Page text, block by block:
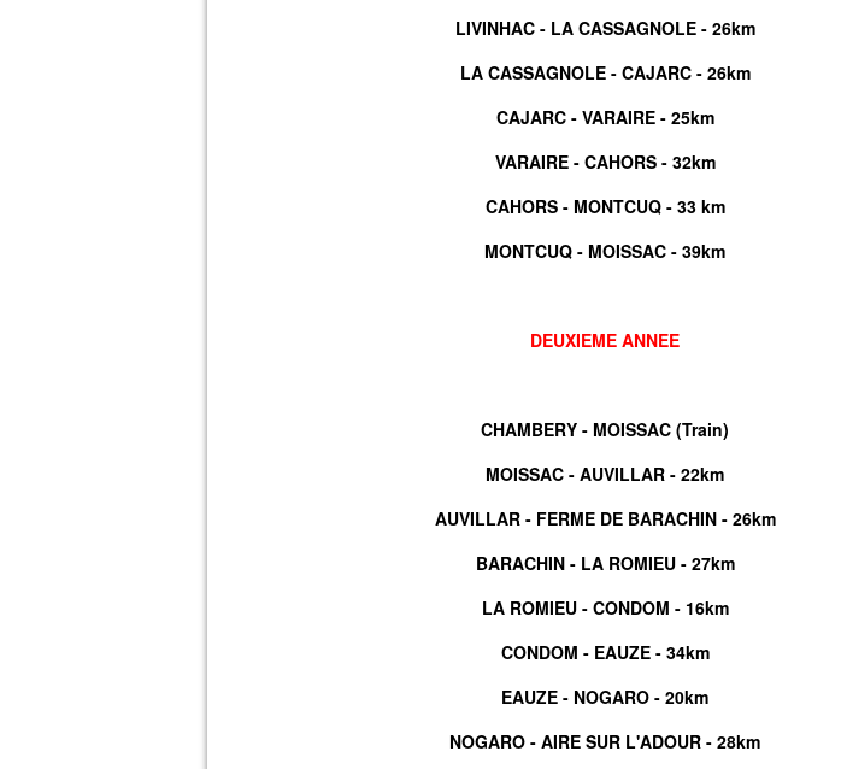
LIVINHAC - LA CASSAGNOLE - 26km
LA CASSAGNOLE - CAJARC - 26km
CAJARC - VARAIRE - 25km
VARAIRE - CAHORS - 32km
CAHORS - MONTCUQ - 33 km
MONTCUQ - MOISSAC - 39km
DEUXIEME ANNEE
CHAMBERY - MOISSAC (Train)
MOISSAC - AUVILLAR - 22km
AUVILLAR - FERME DE BARACHIN - 26km
BARACHIN - LA ROMIEU - 27km
LA ROMIEU - CONDOM - 16km
CONDOM - EAUZE - 34km
EAUZE - NOGARO - 20km
NOGARO - AIRE SUR L'ADOUR - 28km